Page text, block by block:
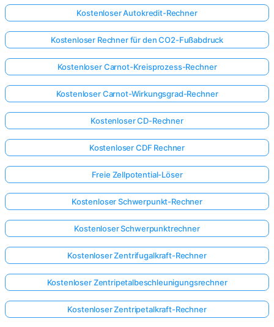
Kostenloser Autokredit-Rechner
Kostenloser Rechner für den CO2-Fußabdruck
Kostenloser Carnot-Kreisprozess-Rechner
Kostenloser Carnot-Wirkungsgrad-Rechner
Kostenloser CD-Rechner
Kostenloser CDF Rechner
Freie Zellpotential-Löser
Kostenloser Schwerpunkt-Rechner
Kostenloser Schwerpunktrechner
Kostenloser Zentrifugalkraft-Rechner
Kostenloser Zentripetalbeschleunigungsrechner
Kostenloser Zentripetalkraft-Rechner